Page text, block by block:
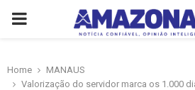
PRIMARY
Home
MANAUS
Valorização do servidor marca os 1.000